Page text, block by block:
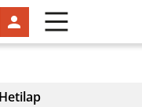
Hetilap